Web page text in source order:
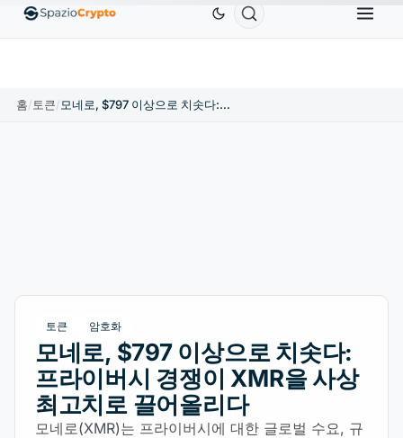
EthereumETHUS$1,880.58 Tether USDT ↑0.00% BNB
홈/토큰/ 모네로, $797 이상으로 치솟다: 프라이버시 경쟁이 XMR을 사상 최고치로 끌어올리다
토큰 암호화
모네로, $797 이상으로 치솟다:
프라이버시 경쟁이 XMR을 사상
최고치로 끌어올리다
모네로(XMR)는 프라이버시에 대한 글로벌 수요, 규